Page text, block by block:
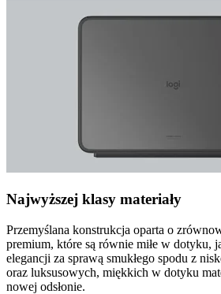
Najwyższej klasy materiały
Przemyślana konstrukcja oparta o
premium, które są równie miłe w dotyku,
elegancji za sprawą smukłego spodu z
oraz luksusowych, miękkich w dotyku
nowej odsłonie.